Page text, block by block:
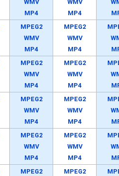
WMV
MP4
WMV
MP4
MPEG2
WMV
MP4
MPEG2
WMV
MP4
MPEG2
WMV
MP4
MPEG2
WMV
MP4
MPEG2
WMV
MP4
MPEG2
WMV
MP4
MPEG2
WMV
MP4
MPEG2
WMV
MP4
MPEG2
MPEG2